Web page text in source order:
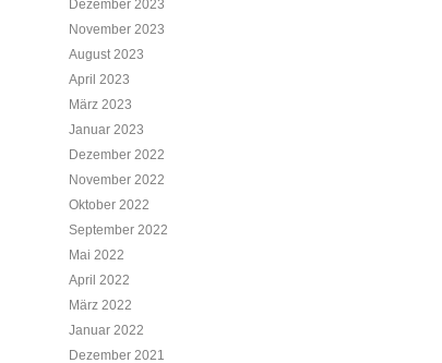
Dezember 2023
November 2023
August 2023
April 2023
März 2023
Januar 2023
Dezember 2022
November 2022
Oktober 2022
September 2022
Mai 2022
April 2022
März 2022
Januar 2022
Dezember 2021